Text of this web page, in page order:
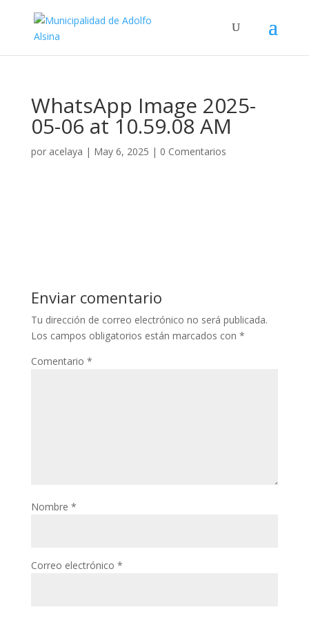
WhatsApp Image 2025-
05-06 at 10.59.08 AM
por acelaya | May 6, 2025 | 0 Comentarios
Enviar comentario
Tu dirección de correo electrónico no será publicada.
Los campos obligatorios están marcados con *
Comentario *
Nombre *
Correo electrónico *